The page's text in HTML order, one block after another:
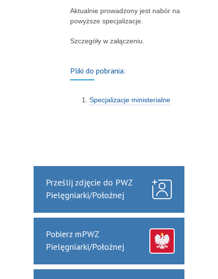
Aktualnie prowadzony jest nabór na
powyższe specjalizacje.
Szczegóły w załączeniu.
Pliki do pobrania:
Specjalizacje ministerialne
Prześlij zdjęcie do PWZ
Pielęgniarki/Położnej
Pobierz mPWZ
Pielęgniarki/Położnej